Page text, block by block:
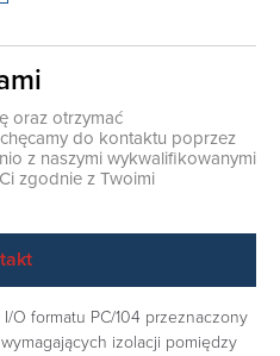
oraz otrzymać
do kontaktu poprzez
z naszymi wykwalifikowanymi
zgodnie z Twoimi
I/O formatu PC/104 przeznaczony
izolacji pomiędzy